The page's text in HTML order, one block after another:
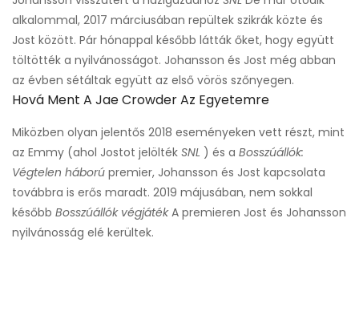
alkalommal, 2017 márciusában repültek szikrák közte és
Jost között. Pár hónappal később látták őket, hogy együtt
töltötték a nyilvánosságot. Johansson és Jost még abban
az évben sétáltak együtt az első vörös szőnyegen.
Hová Ment A Jae Crowder Az Egyetemre
Miközben olyan jelentős 2018 eseményeken vett részt, mint
az Emmy (ahol Jostot jelölték SNL ) és a Bosszúállók:
Végtelen háború premier, Johansson és Jost kapcsolata
továbbra is erős maradt. 2019 májusában, nem sokkal
később Bosszúállók végjátékA premieren Jost és Johansson
nyilvánosság elé kerültek.